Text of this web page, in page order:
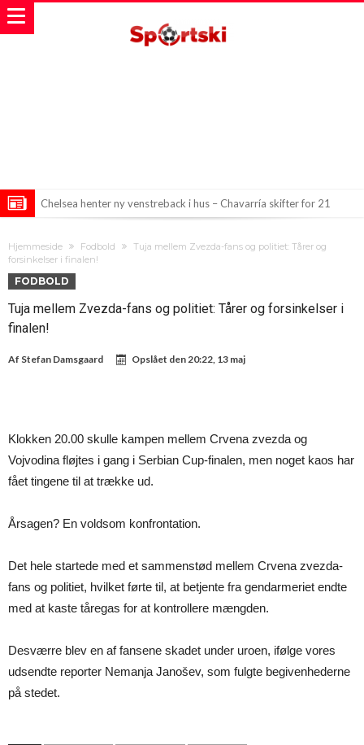
Chelsea henter ny venstreback i hus – Chavarría skifter for 21
Ny brik i Barcelona-puslespillet: Rodri er på vej til Catalonien
Hjemmeside Fodbold
Tuja mellem Zvezda-fans og politiet: Tårer og
forsinkelser i finalen!
FODBOLD
Tuja mellem Zvezda-fans og politiet: Tårer og forsinkelser i
finalen!
Af Stefan Damsgaard Opslået den20:22, 13 maj
Klokken 20.00 skulle kampen mellem Crvena zvezda og
Vojvodina fløjtes i gang i Serbian Cup-finalen, men noget kaos har
fået tingene til at trække ud.
Årsagen? En voldsom konfrontation.
Det hele startede med et sammenstød mellem Crvena zvezda-
fans og politiet, hvilket førte til, at betjente fra gendarmeriet endte
med at kaste tåregas for at kontrollere mængden.
Desværre blev en af fansene skadet under uroen, ifølge vores
udsendte reporter Nemanja Janošev, som fulgte begivenhederne
på stedet.